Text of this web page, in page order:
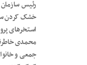
رئیس
خشک کردن
استخرهای
محمدی
جمعی و